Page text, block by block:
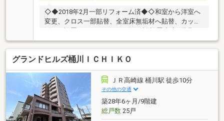
◇◆2018年2月一部リフォーム済◆◇和室から洋室へ
変更、クロス一部貼替、全室床無垢材へ貼替、カップ
ボード設置、インナーサッシ(3か所)設置◇◆5階北西
角部屋◆◇北側と西側にバルコニーを配置。LDKと約
6.5帖の洋室は二面採光の設計です。二方向から風がス
ムーズに通り抜けるため通気性が良く、明るい光が室
内を満たします！◇◆暮らしやすい住環境◆◇JR高
崎線「北上尾」駅まで徒歩9分の通勤・通学がしやす
い立地にございます。商業施設も徒歩10分圏内に充実
しており、お仕事やおでかけ帰りのお買い物も便利で
す！ご見学いただけますので、ぜひお問合せください
♪
グランドヒルズ桶川ＩＣＨＩＫＯ
ＪＲ高崎線 桶川駅 徒歩10分
その他の交通
築28年6ヶ月/9階建
総戸数25戸